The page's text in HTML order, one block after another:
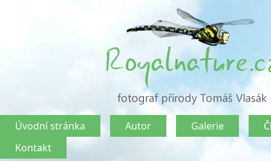
Úvodní stránka Autor Galerie
Kontakt